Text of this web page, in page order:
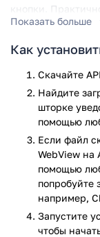
кнопки.
на экран
трека. С помощью
проиграть
Стандартная
оранжевый цвет.
разными
можно
Эквалайзер на
параметры
даже при
использовать
Показать больше
Как
Скачайте
Найдите
шторке
помощью
Если файл
WebView на
помощью
попробуйте
например,
Запустите
чтобы